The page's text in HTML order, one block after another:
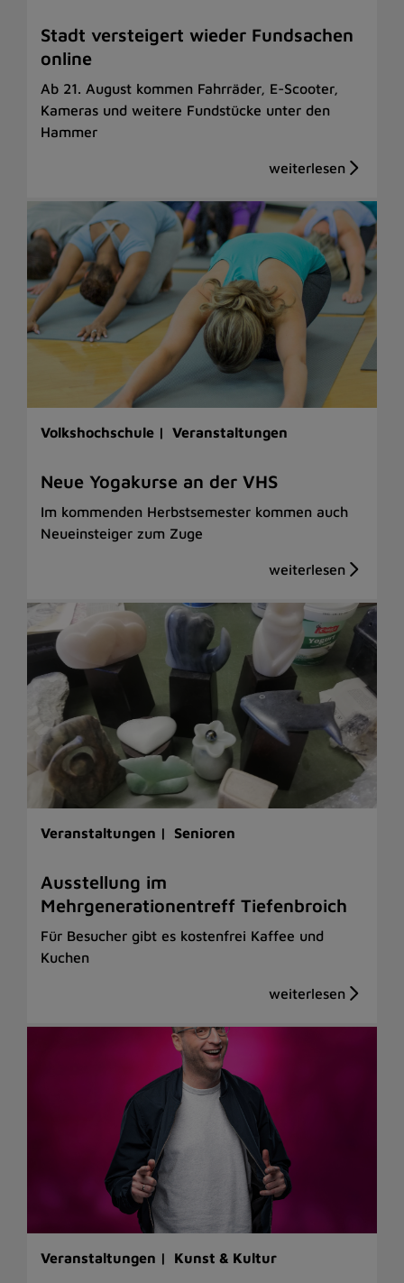
Stadt versteigert wieder Fundsachen
online
Ab 21. August kommen Fahrräder, E-Scooter,
Kameras und weitere Fundstücke unter den
Hammer
Volkshochschule | Veranstaltungen
Neue Yogakurse an der VHS
Im kommenden Herbstsemester kommen auch
Neueinsteiger zum Zuge
Veranstaltungen | Senioren
Ausstellung im
Mehrgenerationentreff Tiefenbroich
Für Besucher gibt es kostenfrei Kaffee und
Kuchen
Veranstaltungen | Kunst & Kultur